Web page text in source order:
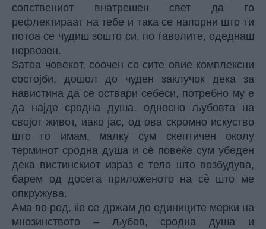
сопствениот внатрешен свет да го
рефлектираат на тебе и така се напорни што ти
потоа се чудиш зошто си, по ѓаволите, одеднаш
нервозен.
Затоа човекот, соочен со сите овие комплексни
состојби, дошол до чуден заклучок дека за
навистина да се оствари себеси, потребно му е
да најде сродна душа, односно љубовта на
својот живот, иако јас, од ова скромно искуство
што го имам, малку сум скептичен околу
терминот сродна душа и сè повеќе сум убеден
дека вистинскиот израз е тело што возбудува,
барем од досега приложеното на сè што ме
опкружува.
Ама во ред, ќе се држам до единиците мерки на
мнозинството – љубов, сродна душа и